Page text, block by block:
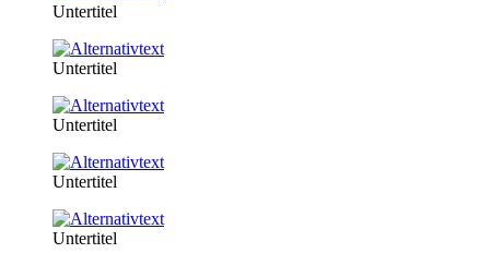
Untertitel
Untertitel
Untertitel
Untertitel
Untertitel